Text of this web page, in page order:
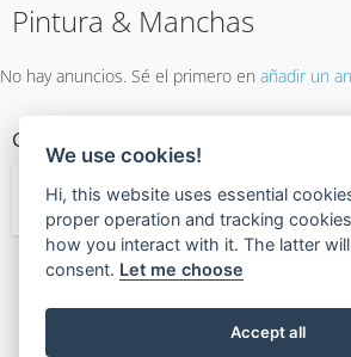
Pintura & Manchas
No hay anuncios. Sé el primero en añadir un
CATEGORÍAS DE SERVICIO
← Servicios
🧡
We use cookies!
Hi, this website uses essential
proper operation and tracking
how you interact with it. The latter
consent. Let me choose
Accept all